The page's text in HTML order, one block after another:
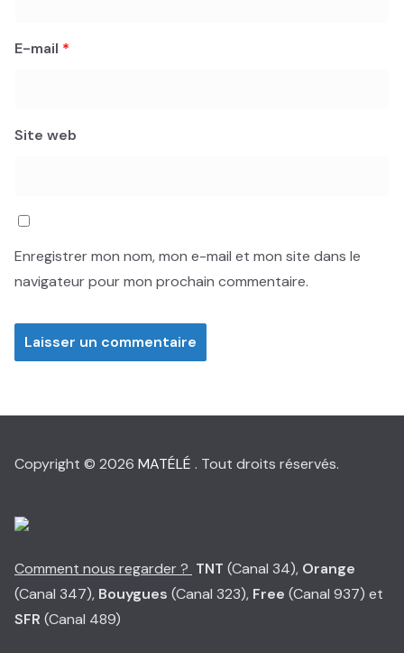
E-mail *
Site web
Enregistrer mon nom, mon e-mail et mon site dans le
navigateur pour mon prochain commentaire.
Copyright © 2026 MATÉLÉ . Tout droits réservés.
Comment nous regarder ? TNT (Canal 34), Orange
(Canal 347), Bouygues (Canal 323), Free (Canal 937) et
SFR (Canal 489)